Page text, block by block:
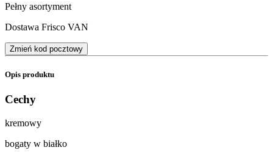
Pełny asortyment
Dostawa Frisco VAN
Zmień kod pocztowy
Opis produktu
Cechy
kremowy
bogaty w białko